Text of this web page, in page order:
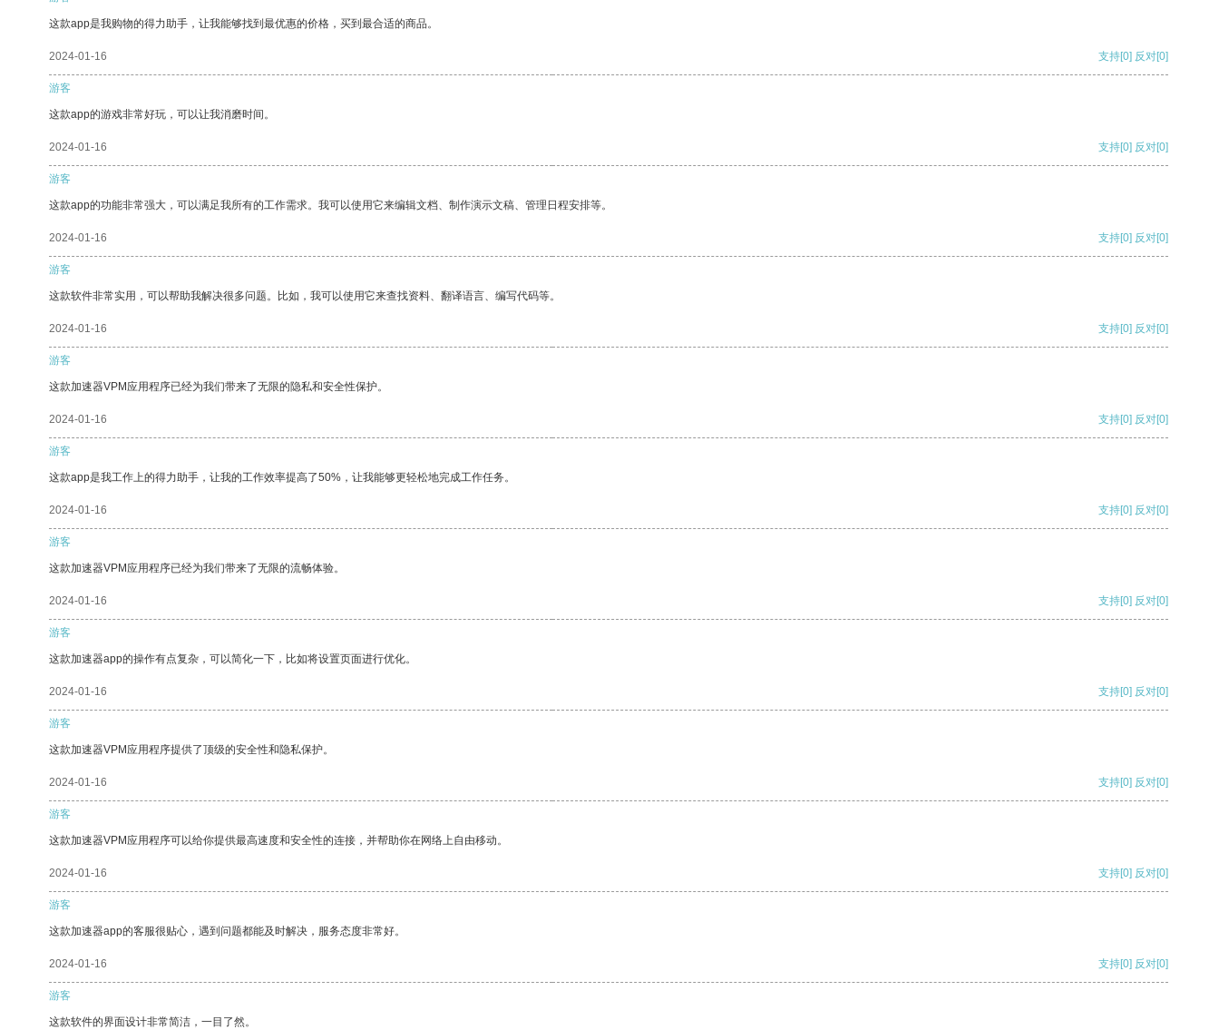
这款app是我购物的得力助手，让我能够找到最优惠的价格，买到最合适的商品。
2024-01-16 支持[0] 反对[0]
游客
这款app的游戏非常好玩，可以让我消磨时间。
2024-01-16 支持[0] 反对[0]
游客
这款app的功能非常强大，可以满足我所有的工作需求。我可以使用它来编辑文档、制作演示文稿、管理日程安排等。
2024-01-16 支持[0] 反对[0]
游客
这款软件非常实用，可以帮助我解决很多问题。比如，我可以使用它来查找资料、翻译语言、编写代码等。
2024-01-16 支持[0] 反对[0]
游客
这款加速器VPM应用程序已经为我们带来了无限的隐私和安全性保护。
2024-01-16 支持[0] 反对[0]
游客
这款app是我工作上的得力助手，让我的工作效率提高了50%，让我能够更轻松地完成工作任务。
2024-01-16 支持[0] 反对[0]
游客
这款加速器VPM应用程序已经为我们带来了无限的流畅体验。
2024-01-16 支持[0] 反对[0]
游客
这款加速器app的操作有点复杂，可以简化一下，比如将设置页面进行优化。
2024-01-16 支持[0] 反对[0]
游客
这款加速器VPM应用程序提供了顶级的安全性和隐私保护。
2024-01-16 支持[0] 反对[0]
游客
这款加速器VPM应用程序可以给你提供最高速度和安全性的连接，并帮助你在网络上自由移动。
2024-01-16 支持[0] 反对[0]
游客
这款加速器app的客服很贴心，遇到问题都能及时解决，服务态度非常好。
2024-01-16 支持[0] 反对[0]
游客
这款软件的界面设计非常简洁，一目了然。